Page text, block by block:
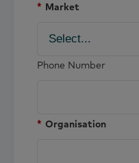
* Market
Phone Number
* Organisation